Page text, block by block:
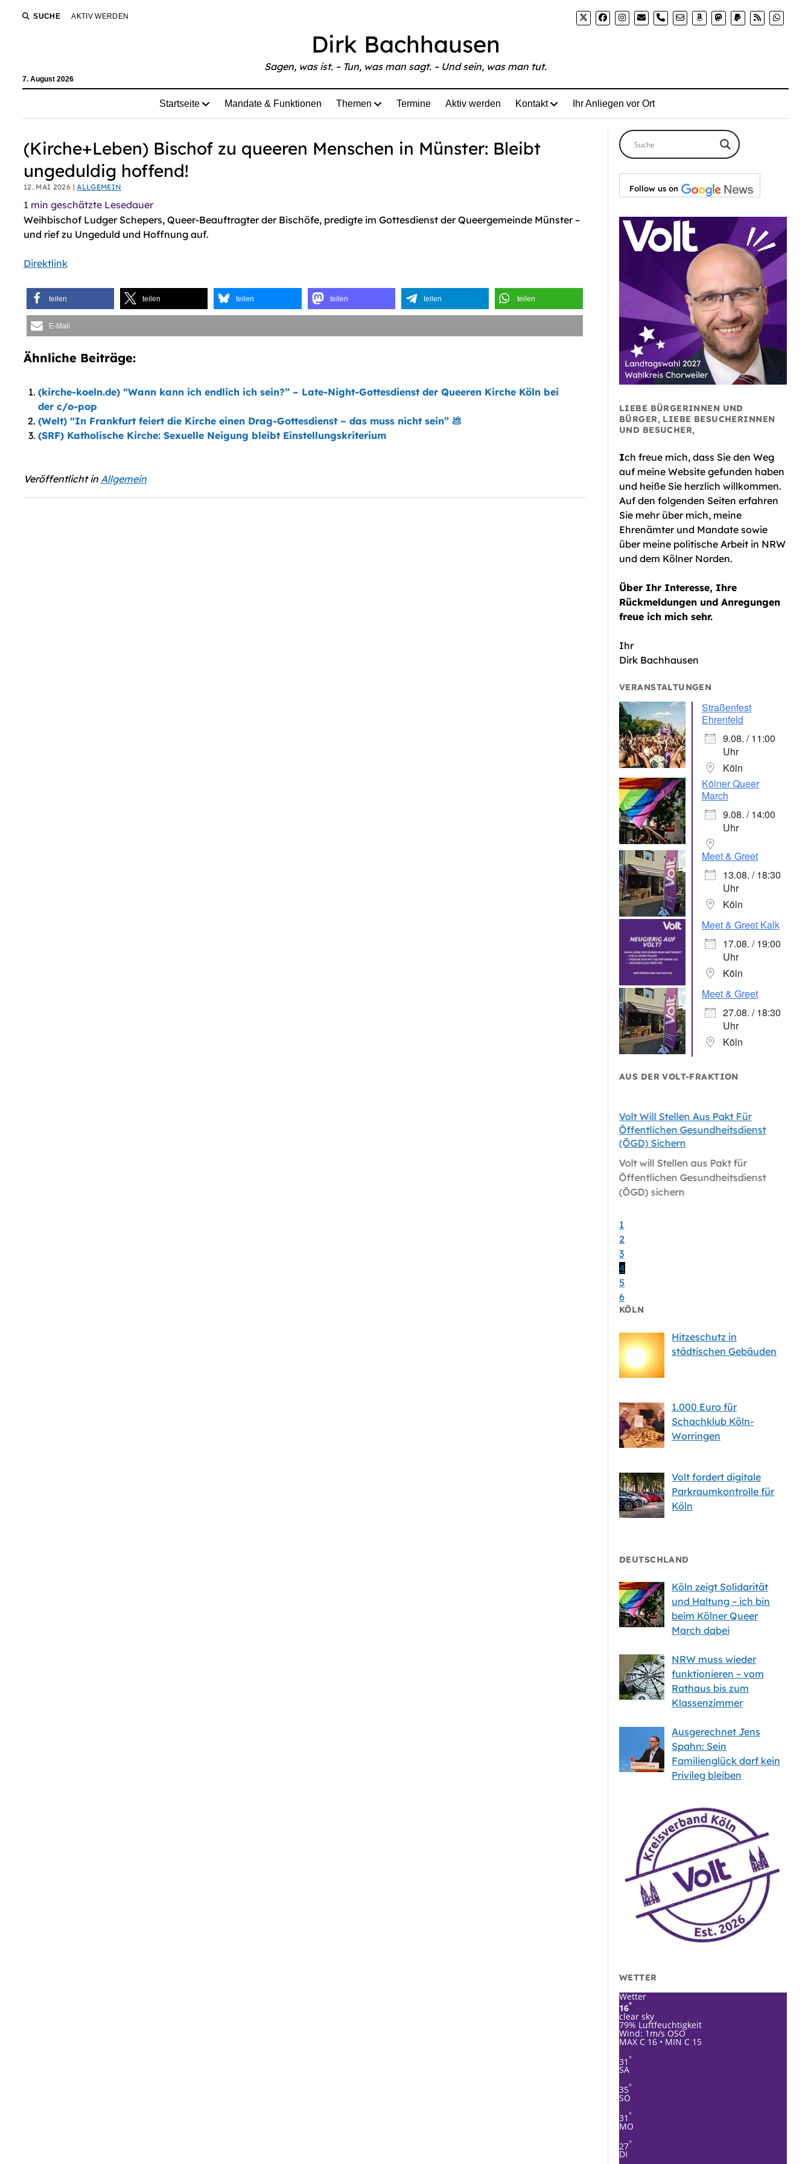
SUCHE AKTIV WERDEN phone
Dirk Bachhausen
7. August 2026
Sagen, was ist. – Tun, was man sagt. – Und sein, was man tut.
Startseite Mandate & Funktionen Themen Termine Aktiv werden Kontakt Ihr Anliegen vor Ort
(Kirche+Leben) Bischof zu queeren Menschen in Münster: Bleibt
ungeduldig hoffend!
12. MAI 2026 |ALLGEMEIN
1 min geschätzte Lesedauer
Weihbischof Ludger Schepers, Queer-Beauftragter der Bischöfe, predigte im Gottesdienst der Queergemeinde Münster –
und rief zu Ungeduld und Hoffnung auf.
Direktlink
teilen teilen teilen teilen teilen teilen
E-Mail
Ähnliche Beiträge:
(kirche-koeln.de) “Wann kann ich endlich ich sein?” – Late-Night-Gottesdienst der Queeren Kirche Köln bei
der c/o-pop
(Welt) “In Frankfurt feiert die Kirche einen Drag-Gottesdienst – das muss nicht sein” 💩
(SRF) Katholische Kirche: Sexuelle Neigung bleibt Einstellungskriterium
Veröffentlicht in Allgemein
Follow us on
LIEBE BÜRGERINNEN UND
BÜRGER, LIEBE BESUCHERINNEN
UND BESUCHER,
Ich freue mich, dass Sie den Weg
auf meine Website gefunden haben
und heiße Sie herzlich willkommen.
Auf den folgenden Seiten erfahren
Sie mehr über mich, meine
Ehrenämter und Mandate sowie
über meine politische Arbeit in NRW
und dem Kölner Norden.
Über Ihr Interesse, Ihre
Rückmeldungen und Anregungen
freue ich mich sehr.
Ihr
Dirk Bachhausen
VERANSTALTUNGEN
Straßenfest
Ehrenfeld
9.08. / 11:00
Uhr
Köln
Kölner Queer
March
9.08. / 14:00
Uhr
Meet & Greet
13.08. / 18:30
Uhr
Köln
Meet & Greet Kalk
17.08. / 19:00
Uhr
Köln
Meet & Greet
27.08. / 18:30
Uhr
Köln
AUS DER VOLT-FRAKTION
Volt Will Stellen Aus Pakt Für
Öffentlichen Gesundheitsdienst
(ÖGD) Sichern
Volt will Stellen aus Pakt für
Öffentlichen Gesundheitsdienst
(ÖGD) sichern
Volt-
1
2
3
4
5
6
KÖLN
Hitzeschutz in
städtischen Gebäuden
1.000 Euro für
Schachklub Köln-
Worringen
Volt fordert digitale
Parkraumkontrolle für
Köln
DEUTSCHLAND
Köln zeigt Solidarität
und Haltung – ich bin
beim Kölner Queer
March dabei
NRW muss wieder
funktionieren – vom
Rathaus bis zum
Klassenzimmer
Ausgerechnet Jens
Spahn: Sein
Familienglück darf kein
Privileg bleiben
WETTER
Wetter
16°
clear sky
79% Luftfeuchtigkeit
Wind: 1m/s OSO
MAX C 16 • MIN C 15
31°
SA
35°
SO
31°
MO
27°
DI